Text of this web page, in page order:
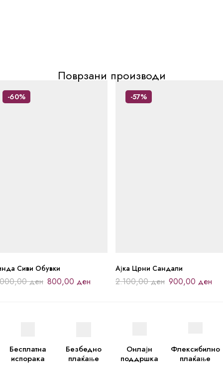
Поврзани производи
-60%
Сиви Обувки
ден 800,00 ден
-57%
Ајка Црни Сандали
2.100,00ден 900,00 ден
Бесплатна
испорака
Безбедно
плаќање
Онлајн
поддршка
Флексибилно
плаќање